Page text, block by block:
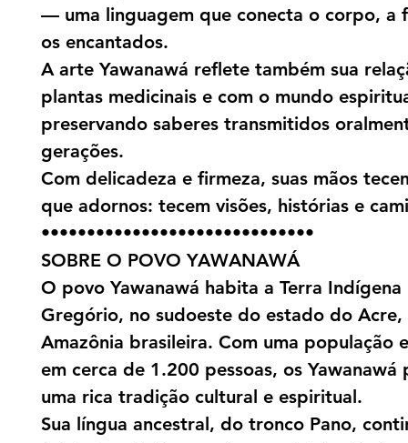
— uma linguagem que conecta o corpo, a
os encantados.
A arte Yawanawá reflete também sua
plantas medicinais e com o mundo
preservando saberes transmitidos
gerações.
Com delicadeza e firmeza, suas mãos
que adornos: tecem visões, histórias e
••••••••••••••••••••••••••••••
SOBRE O POVO YAWANAWÁ
O povo Yawanawá habita a Terra Indígena
Gregório, no sudoeste do estado do Acre,
Amazônia brasileira. Com uma população
em cerca de 1.200 pessoas, os Yawanawá
uma rica tradição cultural e espiritual.
Sua língua ancestral, do tronco Pano,